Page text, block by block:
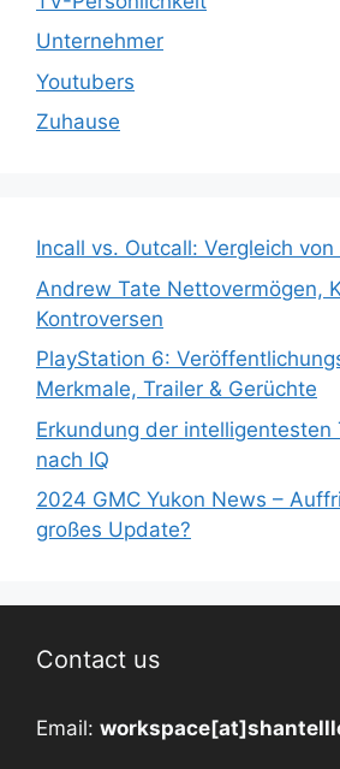
Unternehmer
Youtubers
Zuhause
Incall vs. Outcall: Vergleich
Andrew Tate Nettovermögen,
Kontroversen
PlayStation 6:
Merkmale, Trailer & Gerüchte
Erkundung der intelligentesten
nach IQ
2024 GMC Yukon News –
großes Update?
Contact us
Email: